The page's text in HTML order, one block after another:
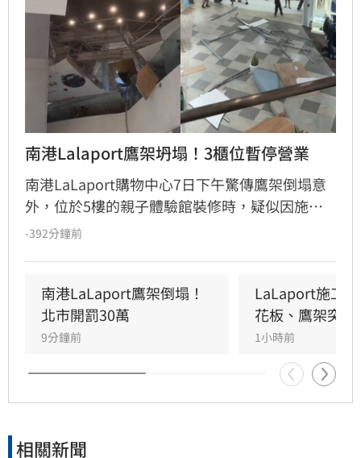
南港Lalaport鷹架坍塌！3櫃位暫停營業
南港LaLaport購物中心7日下午驚傳鷹架倒塌意
外，位於5樓的親子體驗館裝修時，疑似因施工
未固定妥當，導致鷹架與天花板崩落，現場粉塵
3樓部分櫃位暫停營業，其餘區域則維持正常運
作，目前相關單位正積極介入調查，以確保商場
消費安全。
-392分鐘前
南港LaLaport鷹架倒塌！
北市開罰30萬
9分鐘前
LaLaport施工
花板、鷹架突掉
1小時前
相關新聞